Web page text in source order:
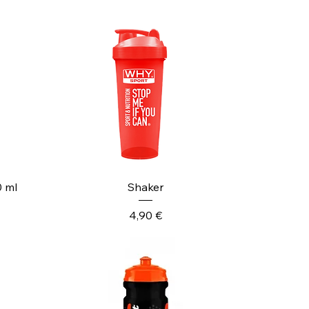
ml
Vista rapida
Shaker
Prezzo
4,90 €